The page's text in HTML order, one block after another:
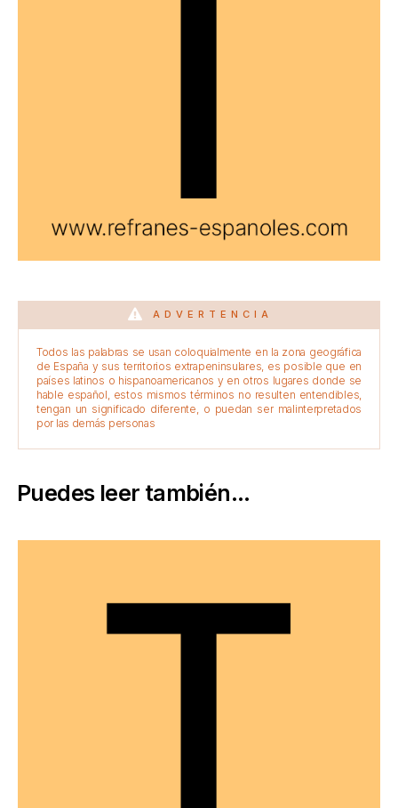
ADVERTENCIA
Todos las palabras se usan coloquialmente en la zona geográfica
de España y sus territorios extrapeninsulares, es posible que en
países latinos o hispanoamericanos y en otros lugares donde se
hable español, estos mismos términos no resulten entendibles,
tengan un significado diferente, o puedan ser malinterpretados
por las demás personas
Puedes leer también...